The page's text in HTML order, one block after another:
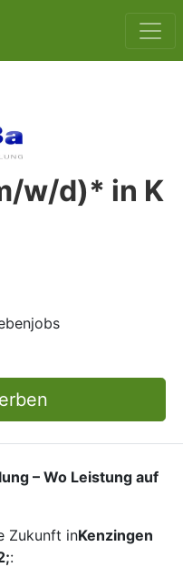
w/d)* in K
– Wo Leistung auf
Zukunft inKenzingen
: